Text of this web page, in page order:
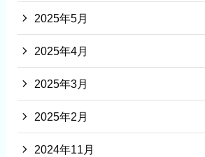
2025年5月
2025年4月
2025年3月
2025年2月
2024年11月